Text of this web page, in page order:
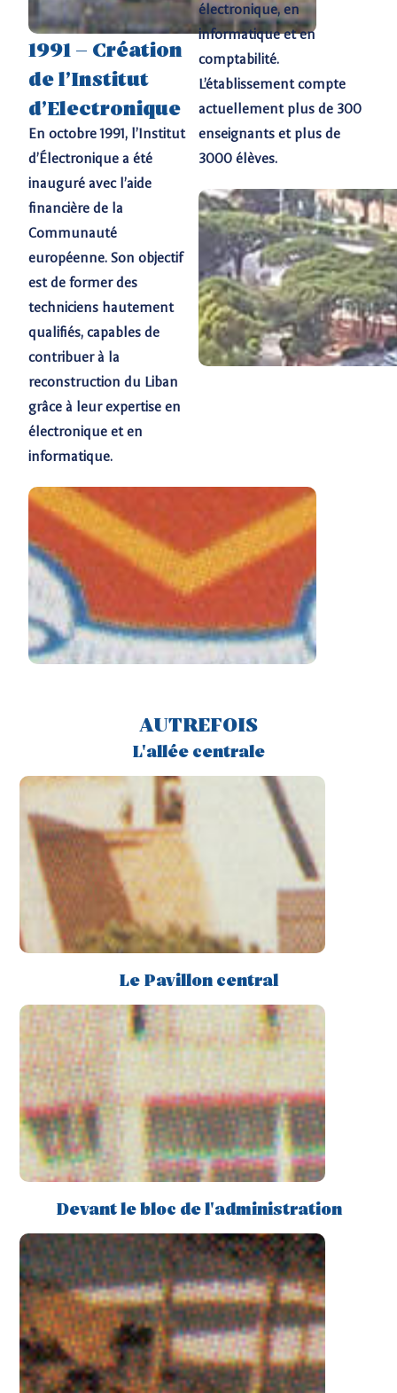
1991 – Création
de l’Institut
d’Electronique​
En octobre 1991, l’Institut
d’Électronique a été
inauguré avec l’aide
financière de la
Communauté
européenne. Son objectif
est de former des
techniciens hautement
qualifiés, capables de
contribuer à la
reconstruction du Liban
grâce à leur expertise en
électronique et en
informatique.
électronique, en
informatique et en
comptabilité.
L’établissement compte
actuellement plus de 300
enseignants et plus de
3000 élèves.
AUTREFOIS
L'allée centrale
Le Pavillon central
Devant le bloc de l'administration